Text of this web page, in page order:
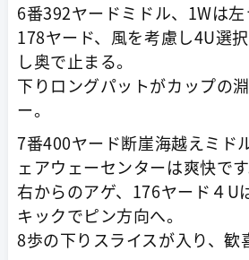
6番392ヤードミドル、1Wは左
178ヤード、風を考慮し4U選
し奥で止まる。
下りロングパットがカップの
ー。
7番400ヤード断崖海越えミド
ェアウェーセンターは爽快です
右からのアゲ、176ヤード４U
キックでピン方向へ。
8歩の下りスライスが入り、歓